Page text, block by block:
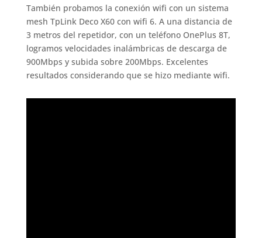
También probamos la conexión wifi con un sistema
mesh TpLink Deco X60 con wifi 6. A una distancia de
3 metros del repetidor, con un teléfono OnePlus 8T,
logramos velocidades inalámbricas de descarga de
900Mbps y subida sobre 200Mbps. Excelentes
resultados considerando que se hizo mediante wifi.